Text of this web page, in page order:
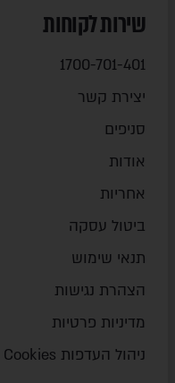
שירות לקוחות
1700-701-401
יצירת קשר
סניפים
אודות
אחריות
ביטול עסקה
תנאי שימוש
הצהרת נגישות
מדיניות פרטיות
ניהול העדפות Cookies